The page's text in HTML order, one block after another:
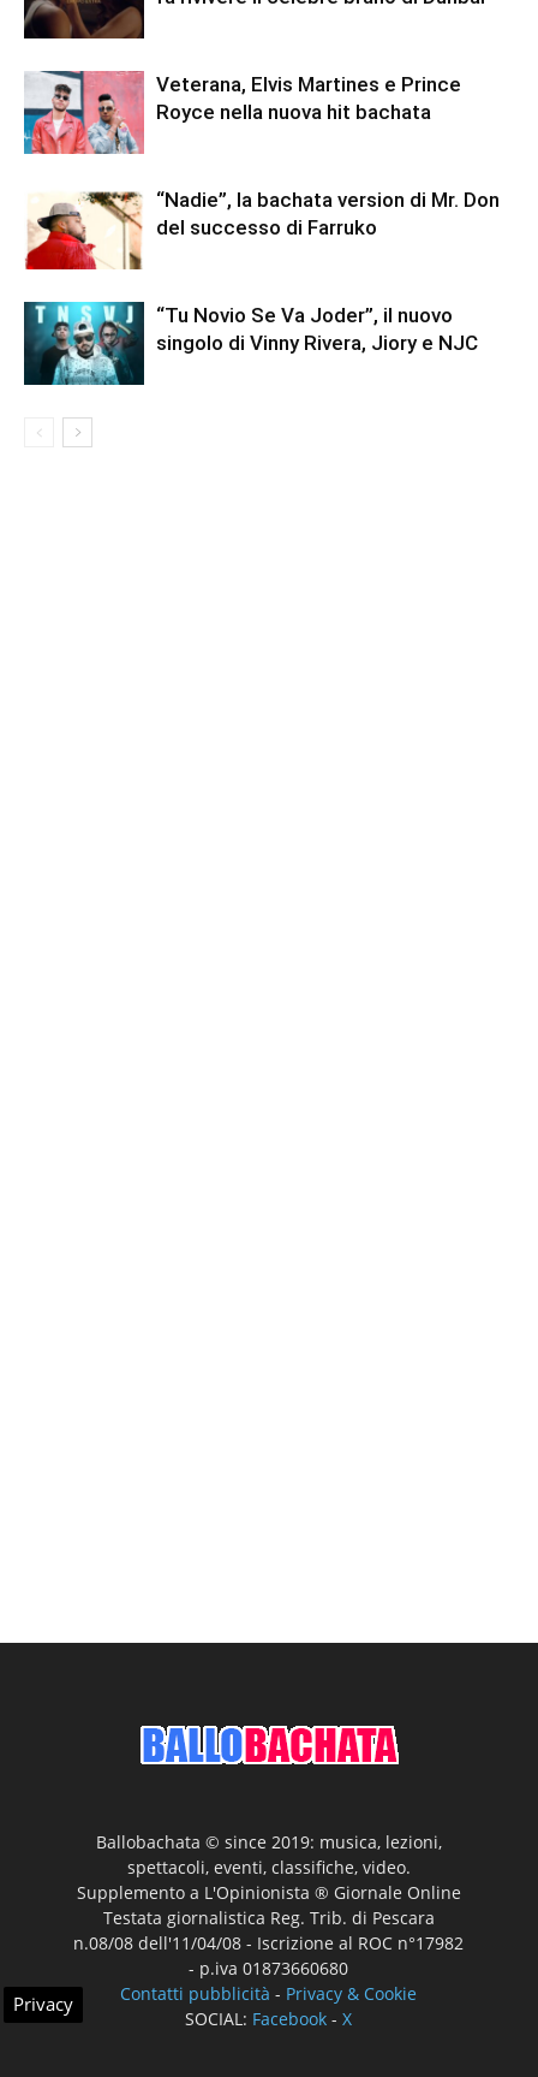
Veterana, Elvis Martines e Prince
Royce nella nuova hit bachata
“Nadie”, la bachata version di Mr. Don
del successo di Farruko
“Tu Novio Se Va Joder”, il nuovo
singolo di Vinny Rivera, Jiory e NJC
Ballobachata © since 2019: musica, lezioni,
spettacoli, eventi, classifiche, video.
Supplemento a L'Opinionista ® Giornale Online
Testata giornalistica Reg. Trib. di Pescara
n.08/08 dell'11/04/08 - Iscrizione al ROC n°17982
- p.iva 01873660680
Contatti pubblicità - Privacy & Cookie
SOCIAL: Facebook -X
Privacy